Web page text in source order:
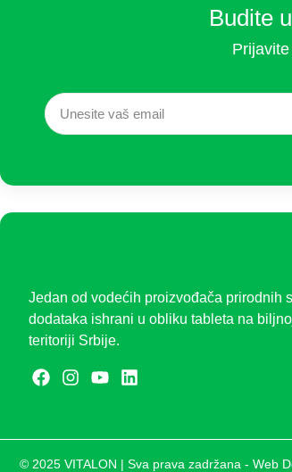
Budite
Jedan od vodećih proizvođača prirodnih
dodataka ishrani u obliku tableta na
teritoriji Srbije.
© 2025 VITALON | Sva prava zadržana - Web